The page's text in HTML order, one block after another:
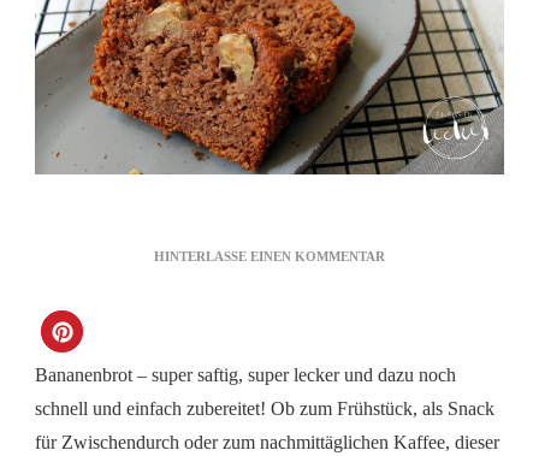
HINTERLASSE EINEN KOMMENTAR
Bananenbrot – super saftig, super lecker und dazu noch
schnell und einfach zubereitet! Ob zum Frühstück, als Snack
für Zwischendurch oder zum nachmittäglichen Kaffee, dieser